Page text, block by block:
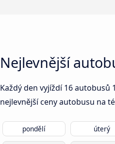
Nejlevnější
Každý den vyjíždí 16 autobusů
nejlevnější ceny autobusu na
pondělí úterý